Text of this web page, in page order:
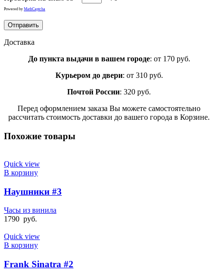
Powered by MathCaptcha
Доставка
До пункта выдачи в вашем городе: от 170 руб.
Курьером до двери: от 310 руб.
Почтой России: 320 руб.
Перед оформлением заказа Вы можете самостоятельно
рассчитать стоимость доставки до вашего города в Корзине.
Похожие товары
Quick view
В корзину
Наушники #3
Часы из винила
1790 руб.
Quick view
В корзину
Frank Sinatra #2